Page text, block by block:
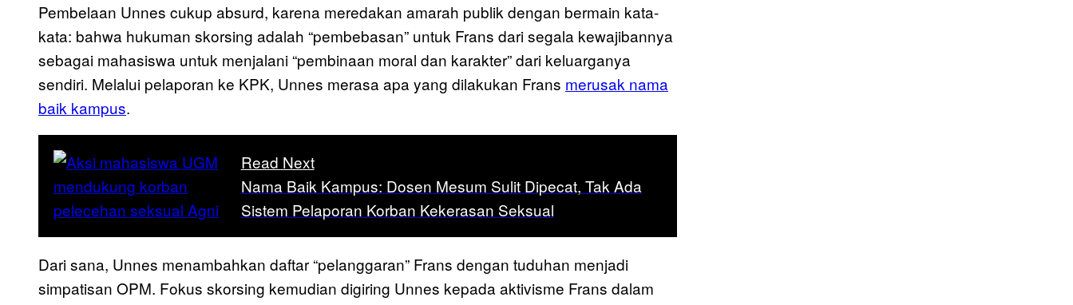
Pembelaan Unnes cukup absurd, karena meredakan amarah publik dengan bermain kata-
kata: bahwa hukuman skorsing adalah “pembebasan” untuk Frans dari segala kewajibannya
sebagai mahasiswa untuk menjalani “pembinaan moral dan karakter” dari keluarganya
sendiri. Melalui pelaporan ke KPK, Unnes merasa apa yang dilakukan Frans merusak nama
baik kampus.
Read Next
Nama Baik Kampus: Dosen Mesum Sulit Dipecat, Tak Ada
Sistem Pelaporan Korban Kekerasan Seksual
Dari sana, Unnes menambahkan daftar “pelanggaran” Frans dengan tuduhan menjadi
simpatisan OPM. Fokus skorsing kemudian digiring Unnes kepada aktivisme Frans dalam